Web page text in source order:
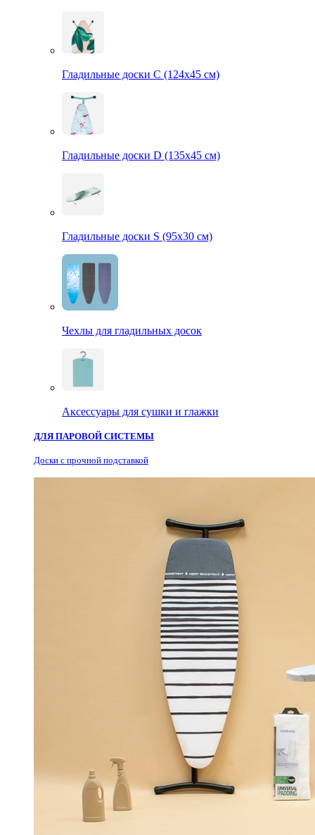
Гладильные доски С (124х45 см)
Гладильные доски D (135х45 см)
Гладильные доски S (95х30 см)
Чехлы для гладильных досок
Аксессуары для сушки и глажки
ДЛЯ ПАРОВОЙ СИСТЕМЫ
Доски с прочной подставкой